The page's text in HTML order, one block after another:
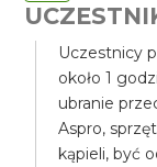
Uczestnicy
około 1
ubranie
Aspro,
kąpieli, być